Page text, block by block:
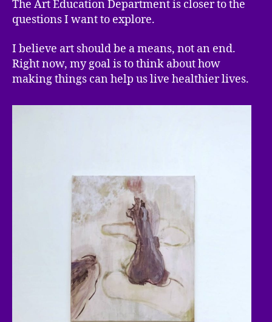
The Art Education Department is closer to the
questions I want to explore.
I believe art should be a means, not an end.
Right now, my goal is to think about how
making things can help us live healthier lives.